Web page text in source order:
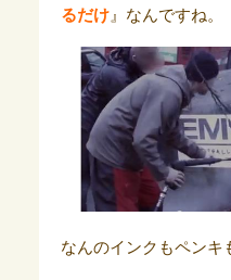
るだけ』なんですね。
なんのインクもペンキ